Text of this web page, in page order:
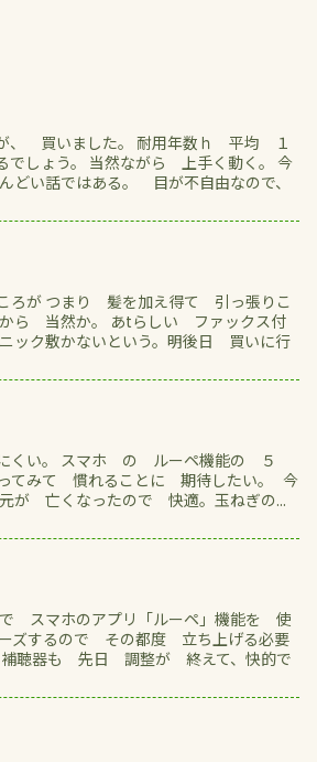
、 買いました。 耐用年数ｈ 平均 １
しょう。 当然ながら 上手く動く。 今
い話ではある。 目が不自由なので、
ろが つまり 髪を加え得て 引っ張りこ
ら 当然か。 あtらしい ファックス付
ク敷かないという。明後日 買いに行
くい。 スマホ の ルーペ機能の ５
てみて 慣れることに 期待したい。 今
亡くなったので 快適。玉ねぎの...
スマホのアプリ「ルーペ」機能を 使
ズするので その都度 立ち上げる必要
聴器も 先日 調整が 終えて、快的で